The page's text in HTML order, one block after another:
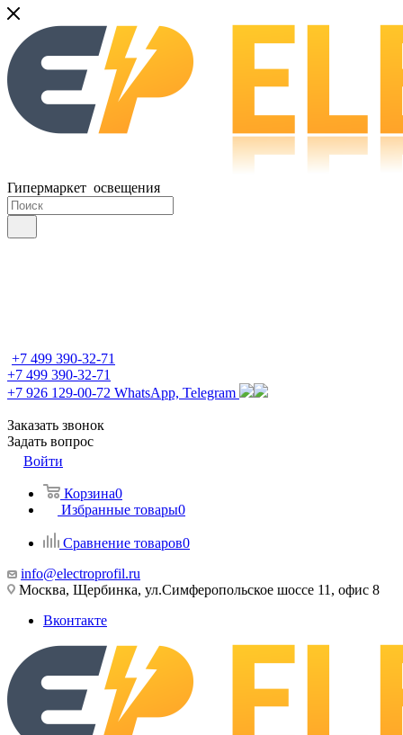
Гипермаркет освещения
+7 499 390-32-71
+7 499 390-32-71
+7 926 129-00-72 WhatsApp, Telegram
Заказать звонок
Задать вопрос
Войти
Корзина0
Избранные товары0
Сравнение товаров0
info@electroprofil.ru
Москва, Щербинка, ул.Симферопольское шоссе 11, офис 8
Вконтакте